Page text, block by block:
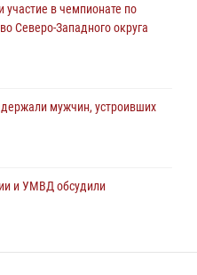
участие в чемпионате по
Северо-Западного округа
мужчин, устроивших
и УМВД обсудили